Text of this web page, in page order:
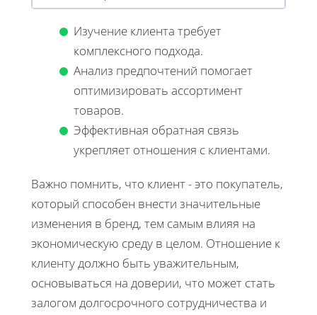
Изучение клиента требует
комплексного подхода.
Анализ предпочтений помогает
оптимизировать ассортимент
товаров.
Эффективная обратная связь
укрепляет отношения с клиентами.
Важно помнить, что клиент - это покупатель,
который способен внести значительные
изменения в бренд, тем самым влияя на
экономическую среду в целом. Отношение к
клиенту должно быть уважительным,
основываться на доверии, что может стать
залогом долгосрочного сотрудничества и